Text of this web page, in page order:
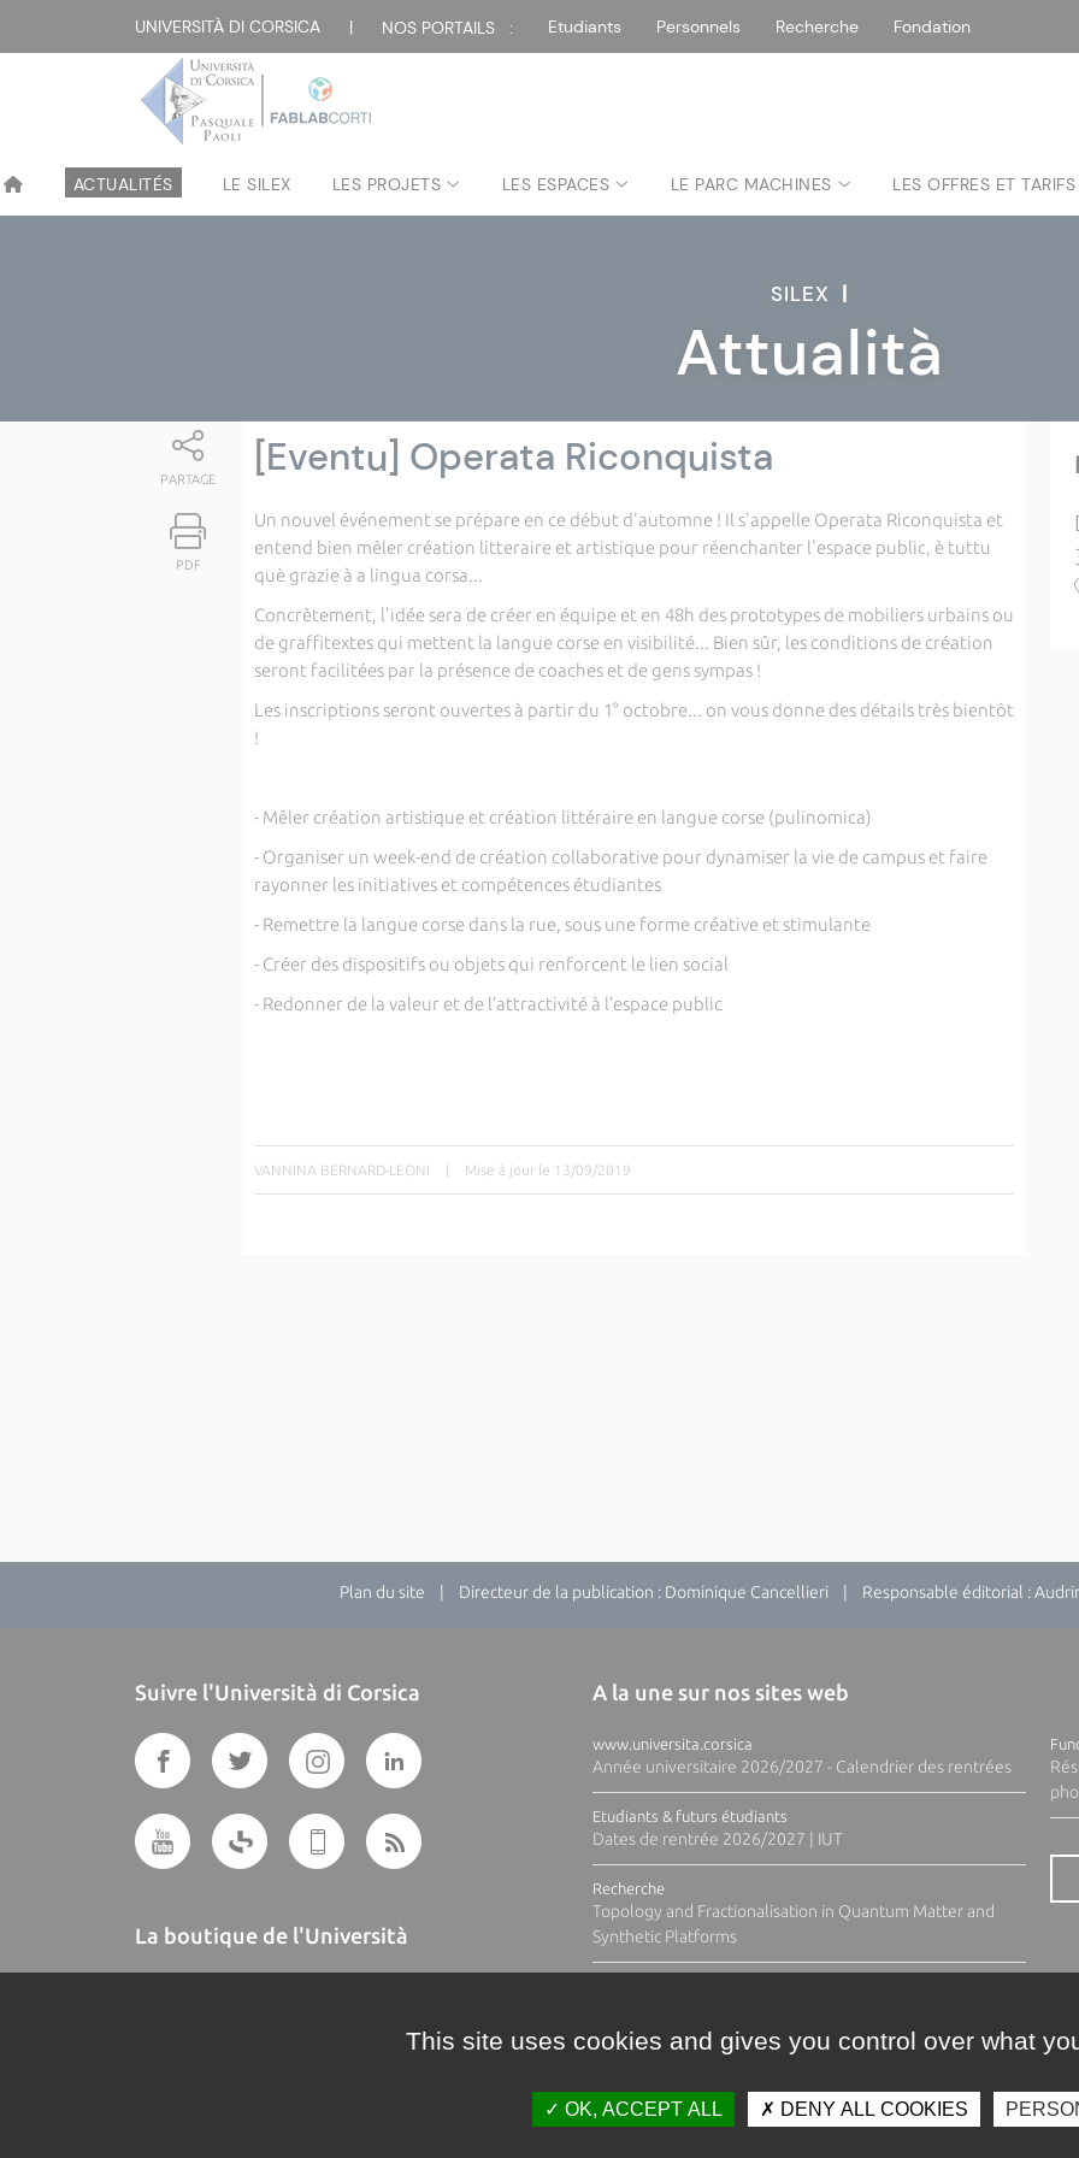
UNIVERSITÀ DI CORSICA | NOS PORTAILS : Etudiants Personnels Recherche Fondation
ACTUALITÉS LE SILEX LES PROJETS LES ESPACES LE PARC MACHINES LES OFFRES ET TARIFS
SILEX |
Attualità
PARTAGE
PDF
[Eventu] Operata Riconquista
Un nouvel événement se prépare en ce début d'automne ! Il s'appelle Operata Riconquista et
entend bien mêler création litteraire et artistique pour réenchanter l'espace public, è tuttu
què grazie à a lingua corsa...
Concrètement, l'idée sera de créer en équipe et en 48h des prototypes de mobiliers urbains ou
de graffitextes qui mettent la langue corse en visibilité... Bien sûr, les conditions de création
seront facilitées par la présence de coaches et de gens sympas !
Les inscriptions seront ouvertes à partir du 1° octobre... on vous donne des détails très bientôt
!
- Mêler création artistique et création littéraire en langue corse (pulinomica)
- Organiser un week-end de création collaborative pour dynamiser la vie de campus et faire
rayonner les initiatives et compétences étudiantes
- Remettre la langue corse dans la rue, sous une forme créative et stimulante
- Créer des dispositifs ou objets qui renforcent le lien social
- Redonner de la valeur et de l’attractivité à l’espace public
VANNINA BERNARD-LEONI | Mise à jour le 13/09/2019
Plan du site | Directeur de la publication : Dominique Cancellieri | Responsable éditorial :
Suivre l'Università di Corsica
La boutique de l'Università
A la une sur nos sites web
www.universita.corsica
Année universitaire 2026/2027 - Calendrier des rentrées
Etudiants & futurs étudiants
Dates de rentrée 2026/2027 | IUT
Recherche
Topology and Fractionalisation in Quantum Matter and
Synthetic Platforms
This site uses cookies and gives you control over what
OK, ACCEPT ALL DENY ALL COOKIES